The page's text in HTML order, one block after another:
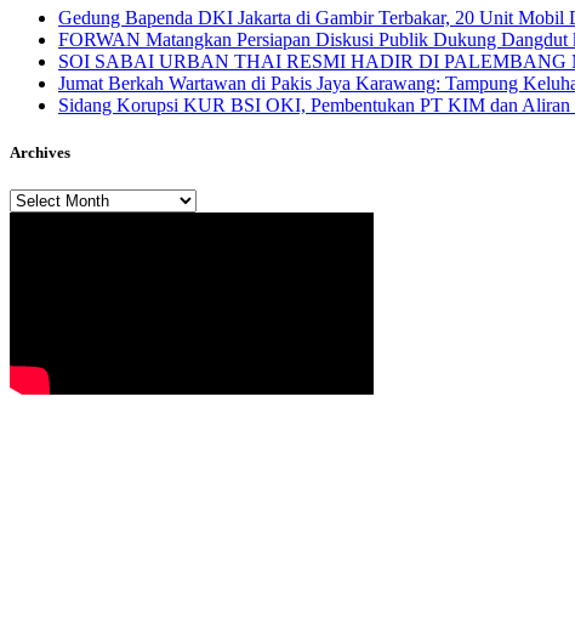
Gedung Bapenda DKI Jakarta di Gambir Terbakar, 20 Unit Mobil
FORWAN Matangkan Persiapan Diskusi Publik Dukung
SOI SABAI URBAN THAI RESMI HADIR DI PALEMBANG
Jumat Berkah Wartawan di Pakis Jaya Karawang: Tampung
Sidang Korupsi KUR BSI OKI, Pembentukan PT KIM dan Aliran
Archives
Archives